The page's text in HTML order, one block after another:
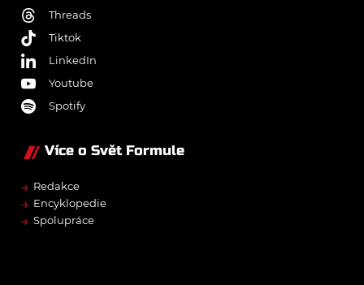
Threads
Tiktok
LinkedIn
Youtube
Spotify
Více o Svět Formule
→ Redakce
→ Encyklopedie
→ Spolupráce